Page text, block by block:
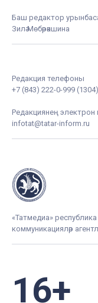
Баш редактор
Зилә Мөбәрәкшина
Редакция телефоны
+7 (843) 222-0-999 (1304)
Редакциянең электрон
infotat@tatar-inform.ru
«Татмедиа» республика
коммуникацияләр
16+